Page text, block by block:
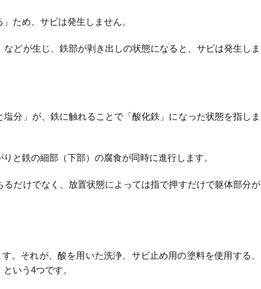
ため、サビは発生しません。
どが生じ、鉄部が剥き出しの状態になると、サビは発生しま
分」が、鉄に触れることで「酸化鉄」になった状態を指しま
と鉄の細部（下部）の腐食が同時に進行します。
だけでなく、放置状態によっては指で押すだけで躯体部分が
。それが、酸を用いた洗浄、サビ止め用の塗料を使用する、
いう4つです。